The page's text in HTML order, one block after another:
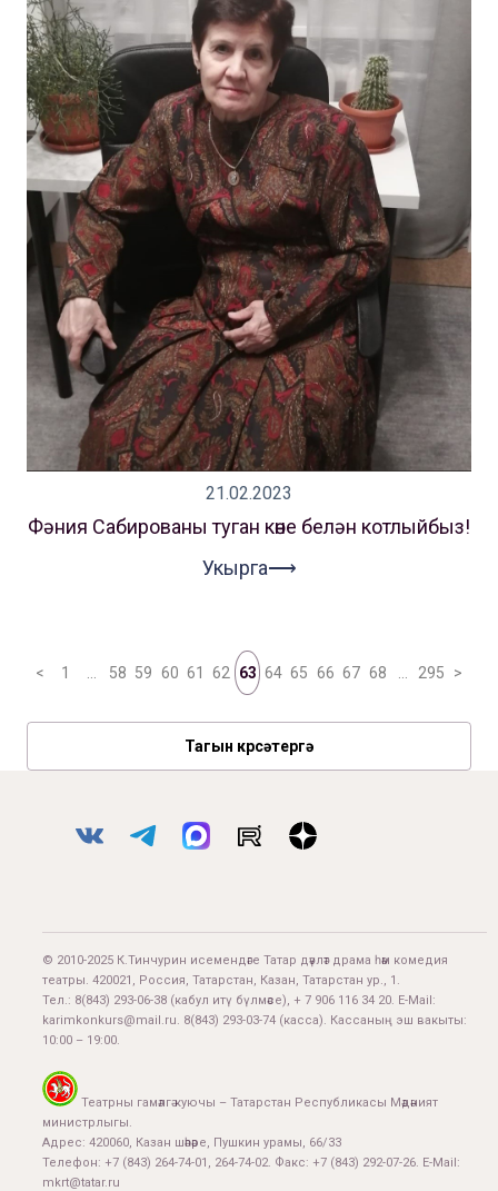
21.02.2023
Фәния Сабированы туган көне белән котлыйбыз!
Укырга⟶
< 1 58 59 60 61 62 63 64 65 66 67 68 295 >
Тагын күрсәтергә
© 2010-2025 К.Тинчурин исемендәге Татар дәүләт драма һәм комедия
театры. 420021, Россия, Татарстан, Казан, Татарстан ур., 1.
Тел.: 8(843) 293-06-38 (кабул итү бүлмәсе), + 7 906 116 34 20. E-Mail:
karimkonkurs@mail.ru. 8(843) 293-03-74 (касса). Кассаның эш вакыты:
10:00 – 19:00.
Театрны гамәлгә куючы – Татарстан Республикасы Мәдәният
министрлыгы.
Адрес: 420060, Казан шәһәре, Пушкин урамы, 66/33
Телефон: +7 (843) 264-74-01, 264-74-02. Факс: +7 (843) 292-07-26. E-Mail:
mkrt@tatar.ru